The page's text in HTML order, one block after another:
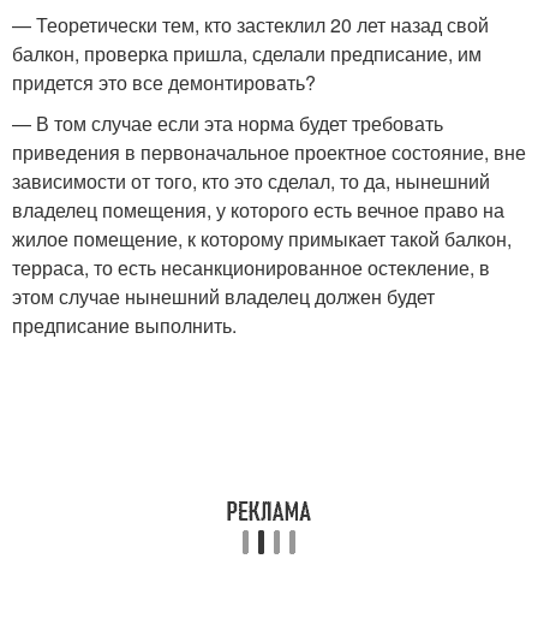
— Теоретически тем, кто застеклил 20 лет назад свой
балкон, проверка пришла, сделали предписание, им
придется это все демонтировать?
— В том случае если эта норма будет требовать
приведения в первоначальное проектное состояние, вне
зависимости от того, кто это сделал, то да, нынешний
владелец помещения, у которого есть вечное право на
жилое помещение, к которому примыкает такой балкон,
терраса, то есть несанкционированное остекление, в
этом случае нынешний владелец должен будет
предписание выполнить.